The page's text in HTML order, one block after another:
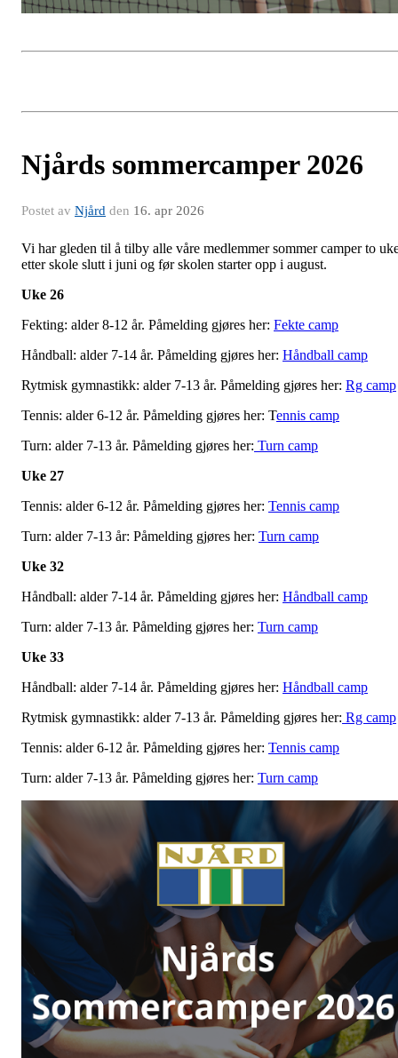
Njårds sommercamper 2026
Postet av Njård den 16. apr 2026
Vi har gleden til å tilby alle våre medlemmer sommer camper to
etter skole slutt i juni og før skolen starter opp i august.
Uke 26
Fekting: alder 8-12 år. Påmelding gjøres her: Fekte camp
Håndball: alder 7-14 år. Påmelding gjøres her: Håndball camp
Rytmisk gymnastikk: alder 7-13 år. Påmelding gjøres her: Rg camp
Tennis: alder 6-12 år. Påmelding gjøres her: Tennis camp
Turn: alder 7-13 år. Påmelding gjøres her: Turn camp
Uke 27
Tennis: alder 6-12 år. Påmelding gjøres her: Tennis camp
Turn: alder 7-13 år: Påmelding gjøres her: Turn camp
Uke 32
Håndball: alder 7-14 år. Påmelding gjøres her: Håndball camp
Turn: alder 7-13 år. Påmelding gjøres her: Turn camp
Uke 33
Håndball: alder 7-14 år. Påmelding gjøres her: Håndball camp
Rytmisk gymnastikk: alder 7-13 år. Påmelding gjøres her: Rg camp
Tennis: alder 6-12 år. Påmelding gjøres her: Tennis camp
Turn: alder 7-13 år. Påmelding gjøres her: Turn camp